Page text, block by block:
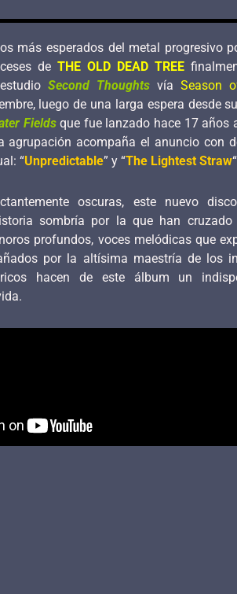
más esperados del metal progresivo
deTHE OLD DEAD TREE
Second Thoughts vía Season
luego de una larga espera desde
Fieldsque fue lanzado hace 17 años
agrupación acompaña el anuncio con
“Unpredictable” y “The Lightest Straw
oscuras, este nuevo
sombría por la que han
profundos, voces melódicas que
por la altísima maestría de los
hacen de este álbum un